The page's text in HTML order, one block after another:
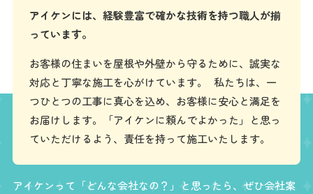
アイケンには、経験豊富で確かな技術を持つ職人が揃
っています。
お客様の住まいを屋根や外壁から守るために、誠実な
対応と丁寧な施工を心がけています。 私たちは、一
つひとつの工事に真心を込め、お客様に安心と満足を
お届けします。「アイケンに頼んでよかった」と思っ
ていただけるよう、責任を持って施工いたします。
アイケンって「どんな会社なの？」と思ったら、ぜひ会社案